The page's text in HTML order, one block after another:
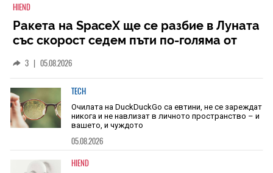
HIEND
Ракета на SpaceX ще се разбие в Луната
със скорост седем пъти по-голяма от
3 | 05.08.2026
TECH
Очилата на DuckDuckGo са евтини, не се зареждат
никога и не навлизат в личното пространство – и
вашето, и чуждото
05.08.2026
HIEND